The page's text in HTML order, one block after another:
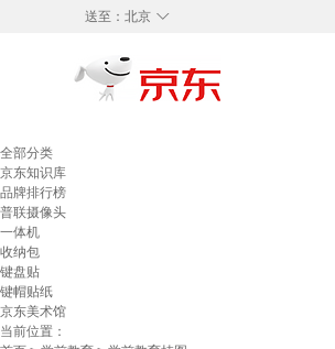
◇
送至： 北京
全部分类
京东知识库
品牌排行榜
普联摄像头
一体机
收纳包
键盘贴
键帽贴纸
京东美术馆
当前位置：